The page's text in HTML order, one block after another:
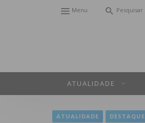
Menu Pesquisar
ATUALIDADE
ATUALIDADE DESTAQUE